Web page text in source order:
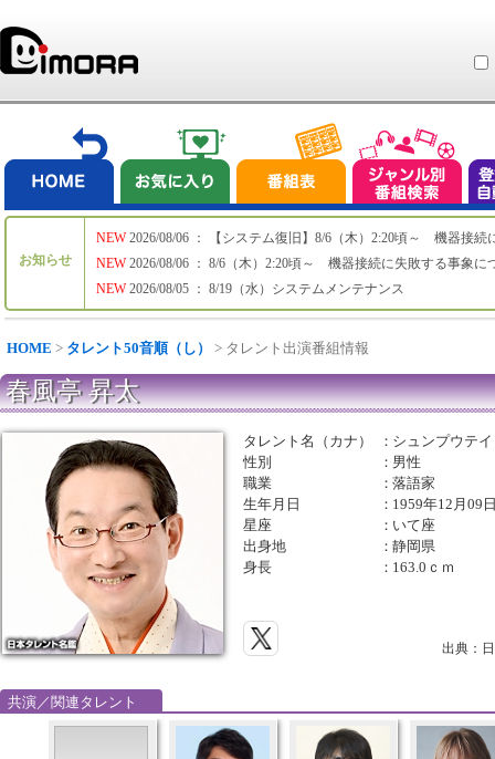
お知らせ
NEW
NEW
NEW
2026/08/06 ： 【システム復旧】8/6（木）2:20頃～ 機器接続
2026/08/06 ： 8/6（木）2:20頃～ 機器接続に失敗する事象に
2026/08/05 ： 8/19（水）システムメンテナンス
HOME > タレント50音順（し） > タレント出演番組情報
春風亭 昇太
タレント名（カナ） ： シュンプウテ
性別
： 男性
職業
：落語家
生年月日
： 1959年12月09
星座
： いて座
出身地
：静岡県
身長
： 163.0ｃｍ
出典：
共演／関連タレント